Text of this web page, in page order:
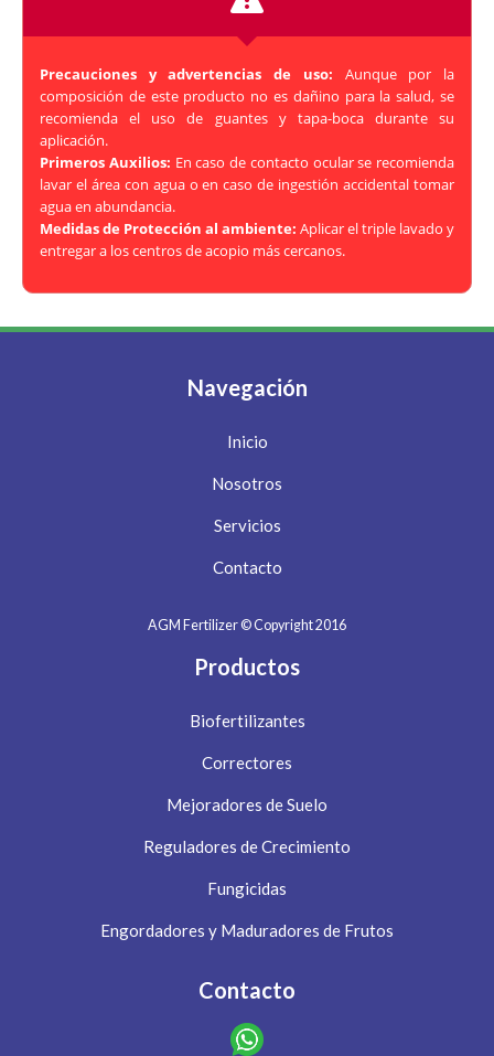
Precauciones y advertencias de uso: Aunque por la
composición de este producto no es dañino para la salud, se
recomienda el uso de guantes y tapa-boca durante su
aplicación.
Primeros Auxilios: En caso de contacto ocular se recomienda
lavar el área con agua o en caso de ingestión accidental tomar
agua en abundancia.
Medidas de Protección al ambiente: Aplicar el triple lavado y
entregar a los centros de acopio más cercanos.
Navegación
Inicio
Nosotros
Servicios
Contacto
AGM Fertilizer © Copyright 2016
Productos
Biofertilizantes
Correctores
Mejoradores de Suelo
Reguladores de Crecimiento
Fungicidas
Engordadores y Maduradores de Frutos
Contacto